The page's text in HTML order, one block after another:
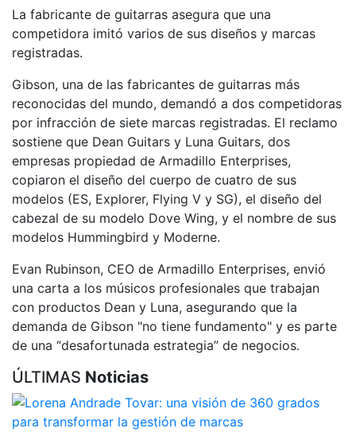
La fabricante de guitarras asegura que una
competidora imitó varios de sus diseños y marcas
registradas.
Gibson, una de las fabricantes de guitarras más
reconocidas del mundo, demandó a dos competidoras
por infracción de siete marcas registradas. El reclamo
sostiene que Dean Guitars y Luna Guitars, dos
empresas propiedad de Armadillo Enterprises,
copiaron el diseño del cuerpo de cuatro de sus
modelos (ES, Explorer, Flying V y SG), el diseño del
cabezal de su modelo Dove Wing, y el nombre de sus
modelos Hummingbird y Moderne.
Evan Rubinson, CEO de Armadillo Enterprises, envió
una carta a los músicos profesionales que trabajan
con productos Dean y Luna, asegurando que la
demanda de Gibson "no tiene fundamento" y es parte
de una “desafortunada estrategia” de negocios.
ÚLTIMAS Noticias